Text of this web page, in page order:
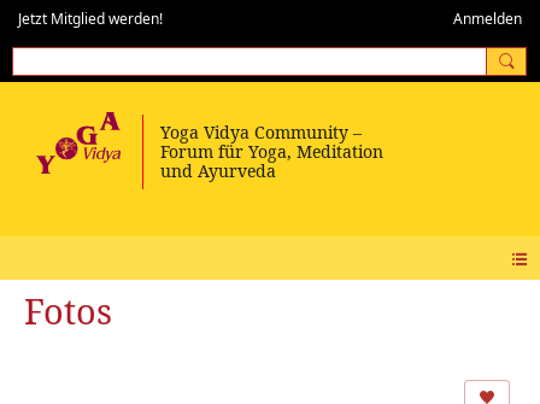
Jetzt Mitglied werden! Anmelden
Fotos